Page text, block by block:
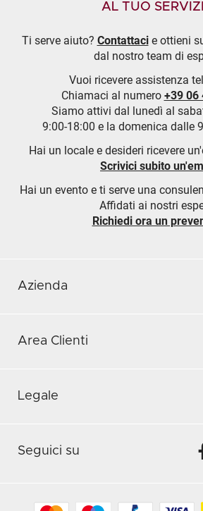
AL TUO
Ti serve aiuto? Contattacie ottieni
dal nostro team di
Vuoi ricevere assistenza
Chiamaci al numero +39 06
Siamo attivi dal lunedì al
9:00-18:00 e la domenica dalle
Hai un locale e desideri ricevere
Scrivici subito
Hai un evento e ti serve una
Affidati ai nostri
Richiedi ora un
Azienda
Area Clienti
Legale
Seguici su